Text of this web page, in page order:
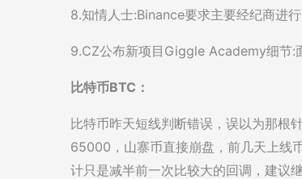
8.知情人士:Binance要求主要经纪商进
9.CZ公布新项目Giggle Academy细节:
比特币BTC：
比特币昨天短线判断错误，误以为那根
65000，山寨币直接崩盘，前几天上线
计只是减半前一次比较大的回调，建